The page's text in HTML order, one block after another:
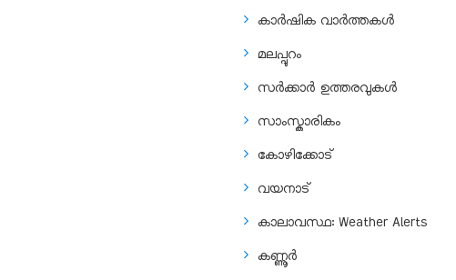
കാർഷിക വാർത്തകൾ
മലപ്പുറം
സർക്കാർ ഉത്തരവുകൾ
സാംസ്കാരികം
കോഴിക്കോട്
വയനാട്
കാലാവസ്ഥ: Weather Alerts
കണ്ണൂർ